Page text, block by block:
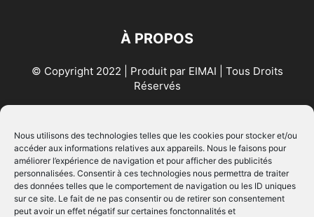
Nous utilisons des technologies telles que les cookies pour stocker et/ou
accéder aux informations relatives aux appareils. Nous le faisons pour
améliorer l’expérience de navigation et pour afficher des publicités
personnalisées. Consentir à ces technologies nous permettra de traiter
des données telles que le comportement de navigation ou les ID uniques
sur ce site. Le fait de ne pas consentir ou de retirer son consentement
peut avoir un effet négatif sur certaines fonctonnalités et
À PROPOS
© Copyright 2022 | Produit par EIMAI | Tous Droits
Réservés
SUIVEZ NOUS